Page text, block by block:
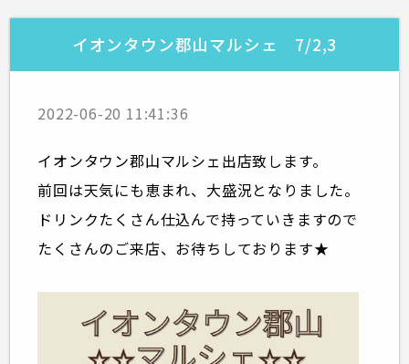
イオンタウン郡山マルシェ 7/2,3
2022-06-20 11:41:36
イオンタウン郡山マルシェ出店致します。
前回は天気にも恵まれ、大盛況となりました。
ドリンクたくさん仕込んで持っていきますので
たくさんのご来店、お待ちしております★